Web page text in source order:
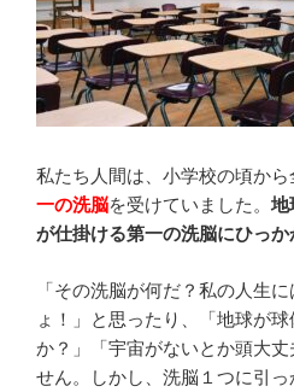
私たち人間は、小学校の頃か
一の洗脳を受けていました。 地
が仕掛ける第一の洗脳にひっ
「その洗脳が何だ？私の人生
ょ！」と思ったり、「地球が
か？」「宇宙がないとか頭大
せん。しかし、洗脳１つに引